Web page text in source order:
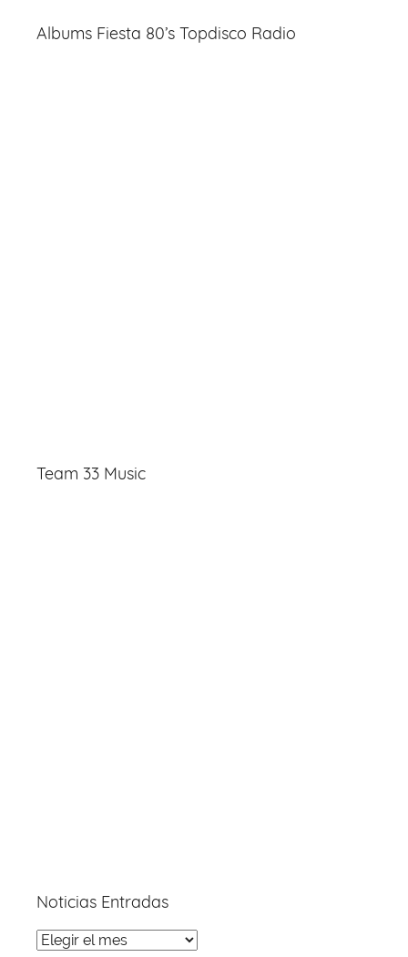
Albums Fiesta 80’s Topdisco Radio
Team 33 Music
Noticias Entradas
Noticias